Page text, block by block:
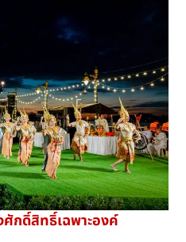
กดิ์สิทธิ์เฉพาะองค์